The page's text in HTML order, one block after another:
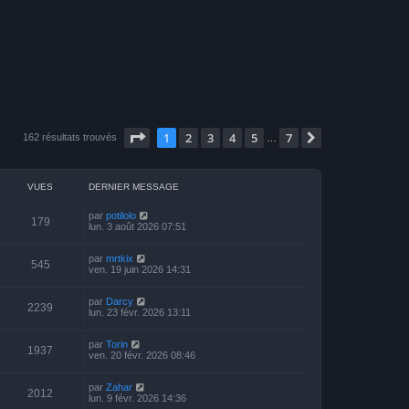
162 résultats trouvés Page sur 7
1 2 3 4 5 7
VUES DERNIER MESSAGE
179 par potilolo
lun. 3 août 2026 07:51
545 par mrtkix
ven. 19 juin 2026 14:31
2239 par Darcy
lun. 23 févr. 2026 13:11
1937 par Torin
ven. 20 févr. 2026 08:46
2012 par Zahar
lun. 9 févr. 2026 14:36